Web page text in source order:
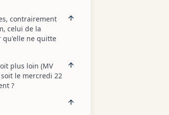
contrairement
celui de la
qu'elle ne quitte
plus loin (MV
le mercredi 22
?